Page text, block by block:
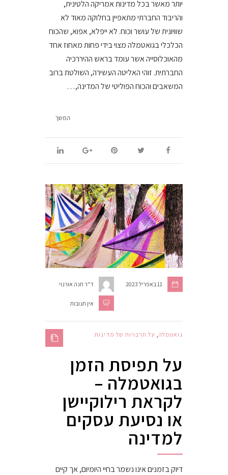
יותר מאשר בכל מדינות אמריקה הלטינית,
והריבוד החברתי מתאפיין בחלוקה מאוד לא
שוויונית של עושר וכוח. לא ייפלא, אפוא, שהכוח
הכלכלי בגואטמלה מצוי בידי פחות מאחוז אחד
מהאוכלוסייה אשר עומד בראש ההיררכיה
החברתית. זוהי האליטה העשירה, השולטת ברוב
המשאבים והכוח הפוליטי של המדינה,…
המשך
ד"ר חנה אורנוי 11 באפריל 2023
אין תגובות
גואטמלה על תרבויות של מדינות
על תפיסת הזמן
בגואטמלה –
לקראת רילוקיישן
או נסיעת עסקים
למדינה
דיוק בזמנים אינו נשמר בחיי היומיום, אך קיים